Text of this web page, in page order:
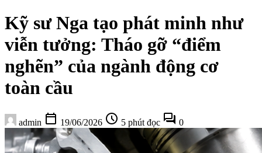
Kỹ sư Nga tạo phát minh như
viễn tưởng: Tháo gỡ “điểm
nghẽn” của ngành động cơ
toàn cầu
admin calendar_today 19/06/2026 schedule 5 phút đọc forum 0